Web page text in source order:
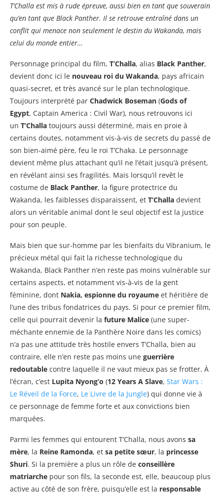
T’Challa est mis à rude épreuve, aussi bien en tant que souverain
qu’en tant que Black Panther. Il se retrouve entraîné dans un
conflit qui menace non seulement le destin du Wakanda, mais
celui du monde entier…
Personnage principal du film, T’Challa, alias Black Panther,
devient donc ici le nouveau roi du Wakanda, pays africain
quasi-secret, et très avancé sur le plan technologique.
Toujours interprété par Chadwick Boseman (Gods of
Egypt, Captain America : Civil War), nous retrouvons ici
un T’Challa toujours aussi déterminé, mais en proie à
certains doutes, notamment vis-à-vis de secrets du passé de
son bien-aimé père, feu le roi T’Chaka. Le personnage
devient même plus attachant qu’il ne l’était jusqu’à présent,
en révélant ainsi ses fragilités. Mais lorsqu’il revêt le
costume de Black Panther, la figure protectrice du
Wakanda, les faiblesses disparaissent, et T’Challa devient
alors un véritable animal dont le seul objectif est la justice
pour son peuple.
Mais bien que sur-homme par les bienfaits du Vibranium, le
précieux métal qui fait la richesse technologique du
Wakanda, Black Panther n’en reste pas moins vulnérable sur
certains aspects, et notamment vis-à-vis de la gent
féminine, dont Nakia, espionne du royaume et héritière de
l’une des tribus fondatrices du pays. Si pour ce premier film,
celle qui pourrait devenir la future Malice (une super-
méchante ennemie de la Panthère Noire dans les comics)
n’a pas une attitude très hostile envers T’Challa, bien au
contraire, elle n’en reste pas moins une guerrière
redoutable contre laquelle il ne vaut mieux pas se frotter. À
l’écran, c’est Lupita Nyong’o (12 Years A Slave, Star Wars :
Le Réveil de la Force, Le Livre de la Jungle) qui donne vie à
ce personnage de femme forte et aux convictions bien
marquées.
Parmi les femmes qui entourent T’Challa, nous avons sa
mère, la Reine Ramonda, et sa petite sœur, la princesse
Shuri. Si la première a plus un rôle de conseillère
matriarche pour son fils, la seconde est, elle, beaucoup plus
active au côté de son frère, puisqu’elle est la responsable